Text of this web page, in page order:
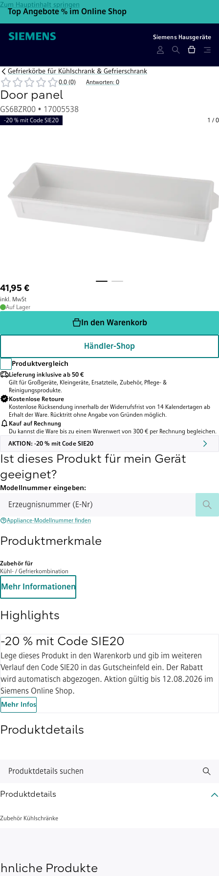
Zum Hauptinhalt springen
Top Angebote % im Online Shop
Siemens Hausgeräte
Gefrierkörbe für Kühlschrank & Gefrierschrank
Door panel
GS6BZR00 • 17005538
0.0 (0) Antworten: 0
-20 % mit Code SIE20 1 / 0
41,95 €
inkl. MwSt
Auf Lager
In den Warenkorb
Händler-Shop
Produktvergleich
Lieferung inklusive ab 50 €
Gilt für Großgeräte, Kleingeräte, Ersatzteile, Zubehör, Pflege- &
Reinigungsprodukte.
Kostenlose Retoure
Kostenlose Rücksendung innerhalb der Widerrufsfrist von 14 Kalendertagen ab
Erhalt der Ware. Rücktritt ohne Angabe von Gründen möglich.
Kauf auf Rechnung
Du kannst die Ware bis zu einem Warenwert von 300 € per Rechnung begleichen.
AKTION: -20 % mit Code SIE20
Ist dieses Produkt für mein Gerät
geeignet?
Modellnummer eingeben:
Erzeugnisnummer (E-Nr)
Appliance-Modellnummer finden
Produktmerkmale
Zubehör für
Kühl- / Gefrierkombination
Mehr Informationen
Highlights
-20 % mit Code SIE20
Lege dieses Produkt in den Warenkorb und gib im weiteren
Verlauf den Code SIE20 in das Gutscheinfeld ein. Der Rabatt
wird automatisch abgezogen. Aktion gültig bis 12.08.2026 im
Siemens Online Shop.
Mehr Infos
Produktdetails
Produktdetails suchen
Produktdetails
Zubehör Kühlschränke
Produkte